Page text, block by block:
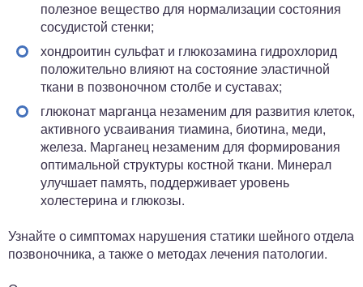
полезное вещество для нормализации состояния
сосудистой стенки;
хондроитин сульфат и глюкозамина гидрохлорид
положительно влияют на состояние эластичной
ткани в позвоночном столбе и суставах;
глюконат марганца незаменим для развития клеток,
активного усваивания тиамина, биотина, меди,
железа. Марганец незаменим для формирования
оптимальной структуры костной ткани. Минерал
улучшает память, поддерживает уровень
холестерина и глюкозы.
Узнайте о симптомах нарушения статики шейного отдела
позвоночника, а также о методах лечения патологии.